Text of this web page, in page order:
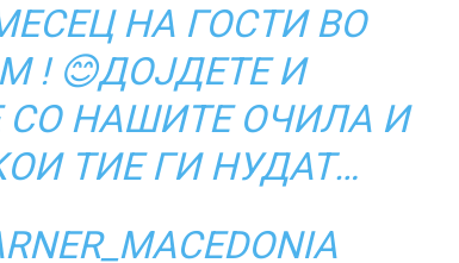
НА ГОСТИ ВО
! 😊ДОЈДЕТЕ И
СО НАШИТЕ ОЧИЛА И
ТИЕ ГИ НУДАТ…